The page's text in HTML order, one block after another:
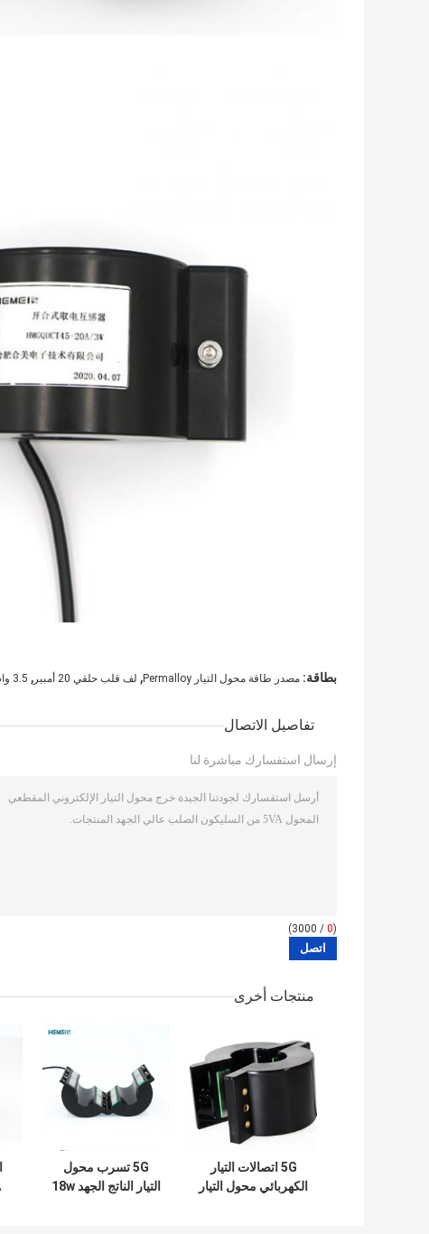
بطاقة: مصدر طاقة محول التيار Permalloy , لف قلب حلقي 20 أمبير , 3.5 واط دقيقة مصدر طاقة محول التيار
تفاصيل الاتصال
إرسال استفسارك مباشرة لنا
(
0
/ 3000)
منتجات أخرى
5G اتصالات التيار
الكهربائي محول التيار
5G تسرب محول
التيار الناتج الجهد 18w